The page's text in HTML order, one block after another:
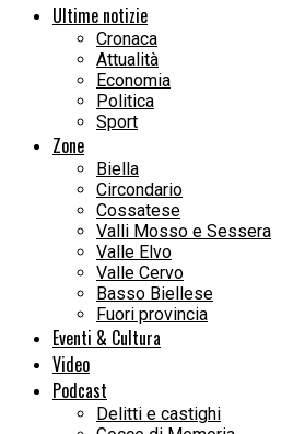
Ultime notizie
Cronaca
Attualità
Economia
Politica
Sport
Zone
Biella
Circondario
Cossatese
Valli Mosso e Sessera
Valle Elvo
Valle Cervo
Basso Biellese
Fuori provincia
Eventi & Cultura
Video
Podcast
Delitti e castighi